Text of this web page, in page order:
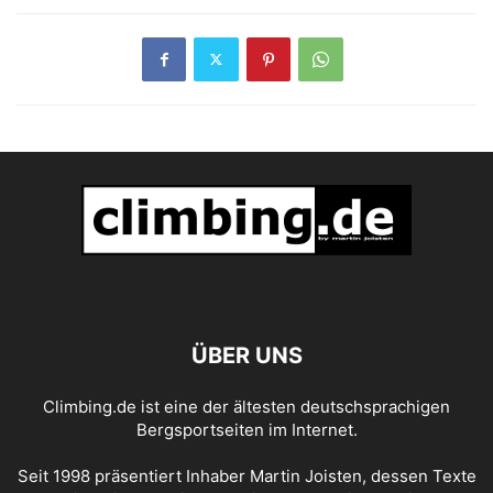
ÜBER UNS
Climbing.de ist eine der ältesten deutschsprachigen
Bergsportseiten im Internet.
Seit 1998 präsentiert Inhaber Martin Joisten, dessen Texte